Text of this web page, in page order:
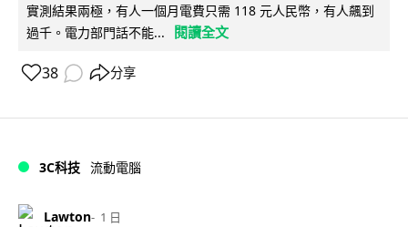
實測結果兩極，有人一個月電費只需 118 元人民幣，有人飆到
過千。電力部門話不能...
閱讀全文
38 分享
3C科技 流動電腦
Lawton 1 日